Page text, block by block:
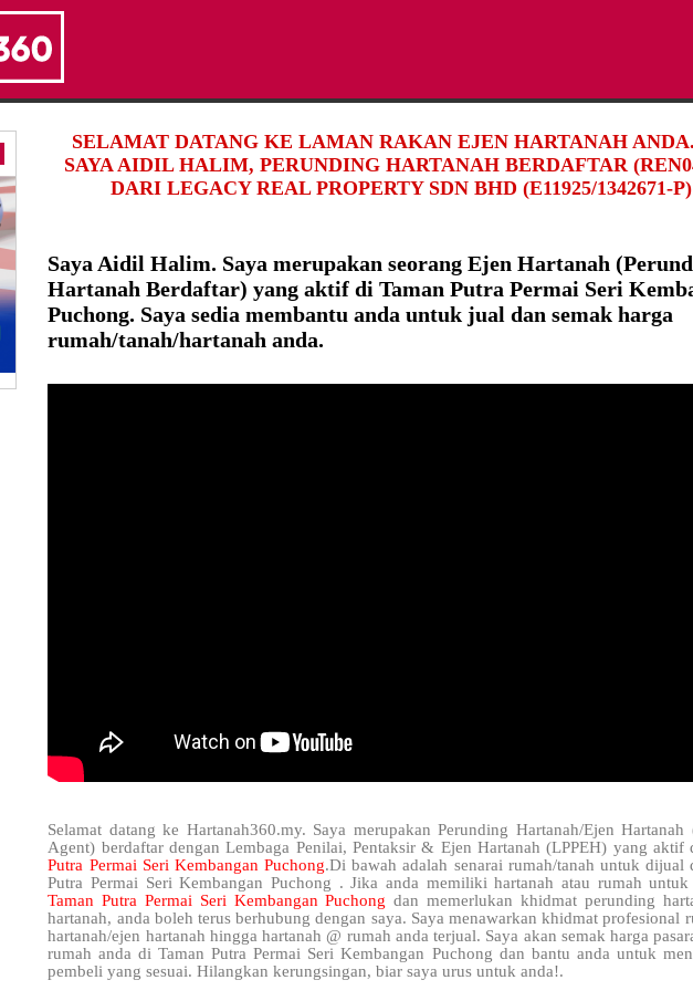
SELAMAT DATANG KE LAMAN RAKAN EJEN HARTANAH
SAYA AIDIL HALIM, PERUNDING HARTANAH BERDAFTAR
DARI LEGACY REAL PROPERTY SDN BHD (E11925/1342671-P)
Saya Aidil Halim. Saya merupakan seorang Ejen Hartanah
Hartanah Berdaftar) yang aktif di Taman Putra Permai Seri
Puchong. Saya sedia membantu anda untuk jual dan semak harga
rumah/tanah/hartanah anda.
Selamat datang ke Hartanah360.my. Saya merupakan Perunding Hartanah/Ejen Hartanah
Agent) berdaftar dengan Lembaga Penilai, Pentaksir & Ejen Hartanah (LPPEH) yang aktif
Putra Permai Seri Kembangan Puchong.Di bawah adalah senarai rumah/tanah untuk dijual
Putra Permai Seri Kembangan Puchong . Jika anda memiliki hartanah atau rumah
Taman Putra Permai Seri Kembangan Puchongdan memerlukan khidmat perunding
hartanah, anda boleh terus berhubung dengan saya. Saya menawarkan khidmat profesional
hartanah/ejen hartanah hingga hartanah @ rumah anda terjual. Saya akan semak harga
rumah anda di Taman Putra Permai Seri Kembangan Puchong dan bantu anda untuk
pembeli yang sesuai. Hilangkan kerungsingan, biar saya urus untuk anda!.